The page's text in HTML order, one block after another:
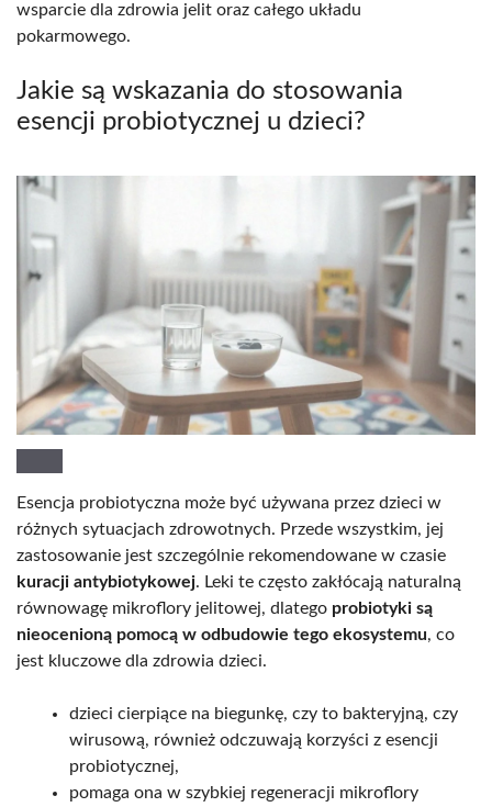
wsparcie dla zdrowia jelit oraz całego układu
pokarmowego.
Jakie są wskazania do stosowania
esencji probiotycznej u dzieci?
Esencja probiotyczna może być używana przez dzieci w
różnych sytuacjach zdrowotnych. Przede wszystkim, jej
zastosowanie jest szczególnie rekomendowane w czasie
kuracji antybiotykowej. Leki te często zakłócają naturalną
równowagę mikroflory jelitowej, dlatego probiotyki są
nieocenioną pomocą w odbudowie tego ekosystemu, co
jest kluczowe dla zdrowia dzieci.
dzieci cierpiące na biegunkę, czy to bakteryjną, czy
wirusową, również odczuwają korzyści z esencji
probiotycznej,
pomaga ona w szybkiej regeneracji mikroflory